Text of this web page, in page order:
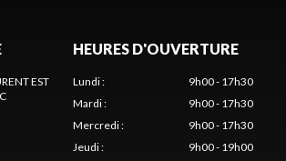
EST
HEURES D'OUVERTURE
Lundi:
9h00 - 17h30
Mardi:
9h00 - 17h30
Mercredi:
9h00 - 17h30
Jeudi:
9h00 - 19h00